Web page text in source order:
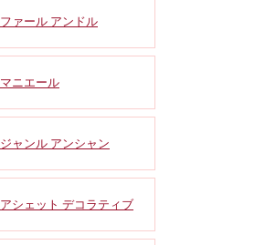
ファール アンドル
マニエール
ジャンル アンシャン
アシェット デコラティブ